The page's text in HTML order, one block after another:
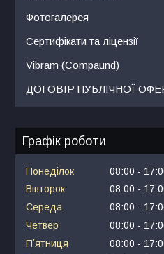
Фотогалерея
Сертифікати та ліцензії
Vibram (Compaund)
ДОГОВІР ПУБЛІЧНОЇ
Графік роботи
Понеділок 08:00
Вівторок
08:00
Середа
08:00
Четвер
08:00
Пʼятниця
08:00